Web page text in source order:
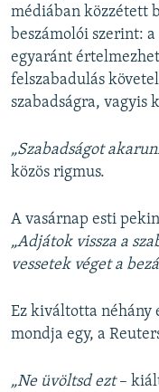
médiában közzétett
beszámolói szerint: a
egyaránt
felszabadulás
szabadságra, vagyis
„Szabadságot
közös rigmus.
A vasárnap esti
„Adjátok vissza a
vessetek véget a
Ez kiváltotta néhány
mondja egy, a
„Ne üvöltsd ezt–